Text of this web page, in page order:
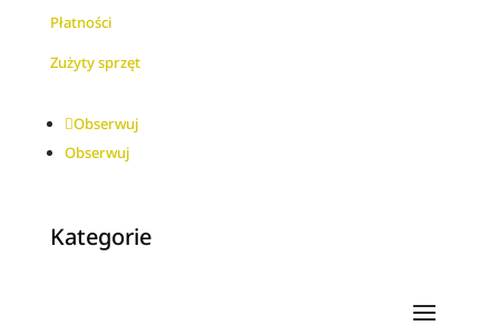
Płatności
Zużyty sprzęt
Obserwuj
Obserwuj
Kategorie